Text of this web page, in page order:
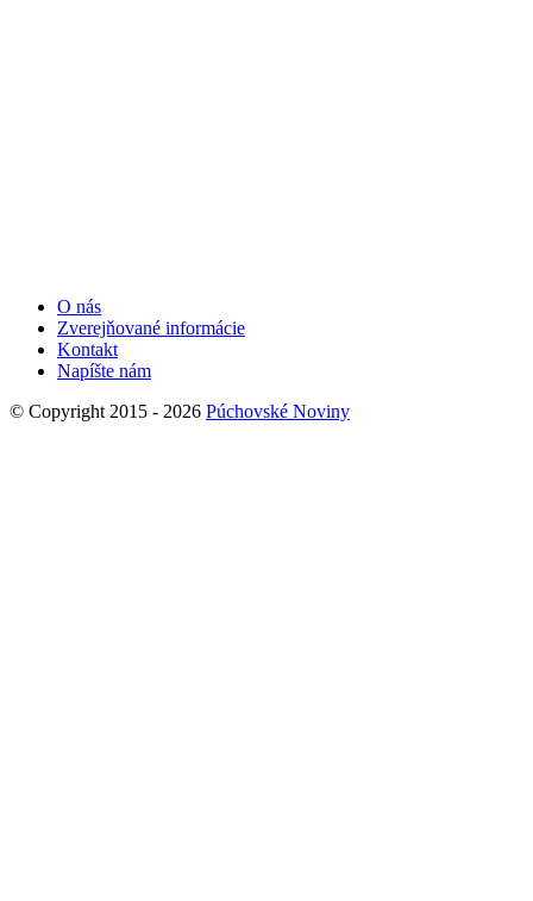
O nás
Zverejňované informácie
Kontakt
Napíšte nám
© Copyright 2015 - 2026 Púchovské Noviny